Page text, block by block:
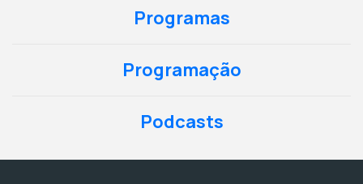
Programas
Programação
Podcasts